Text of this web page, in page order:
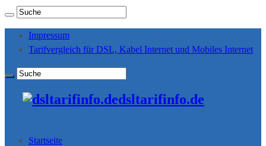
Impressum
Tarifvergleich für DSL, Kabel Internet und Mobiles Internet
dsltarifinfo.de
Startseite